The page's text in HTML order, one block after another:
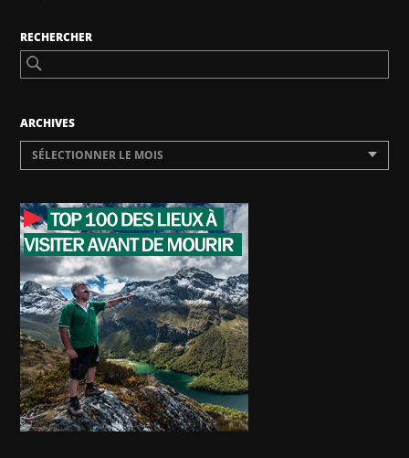
RECHERCHER
ARCHIVES
SÉLECTIONNER LE MOIS